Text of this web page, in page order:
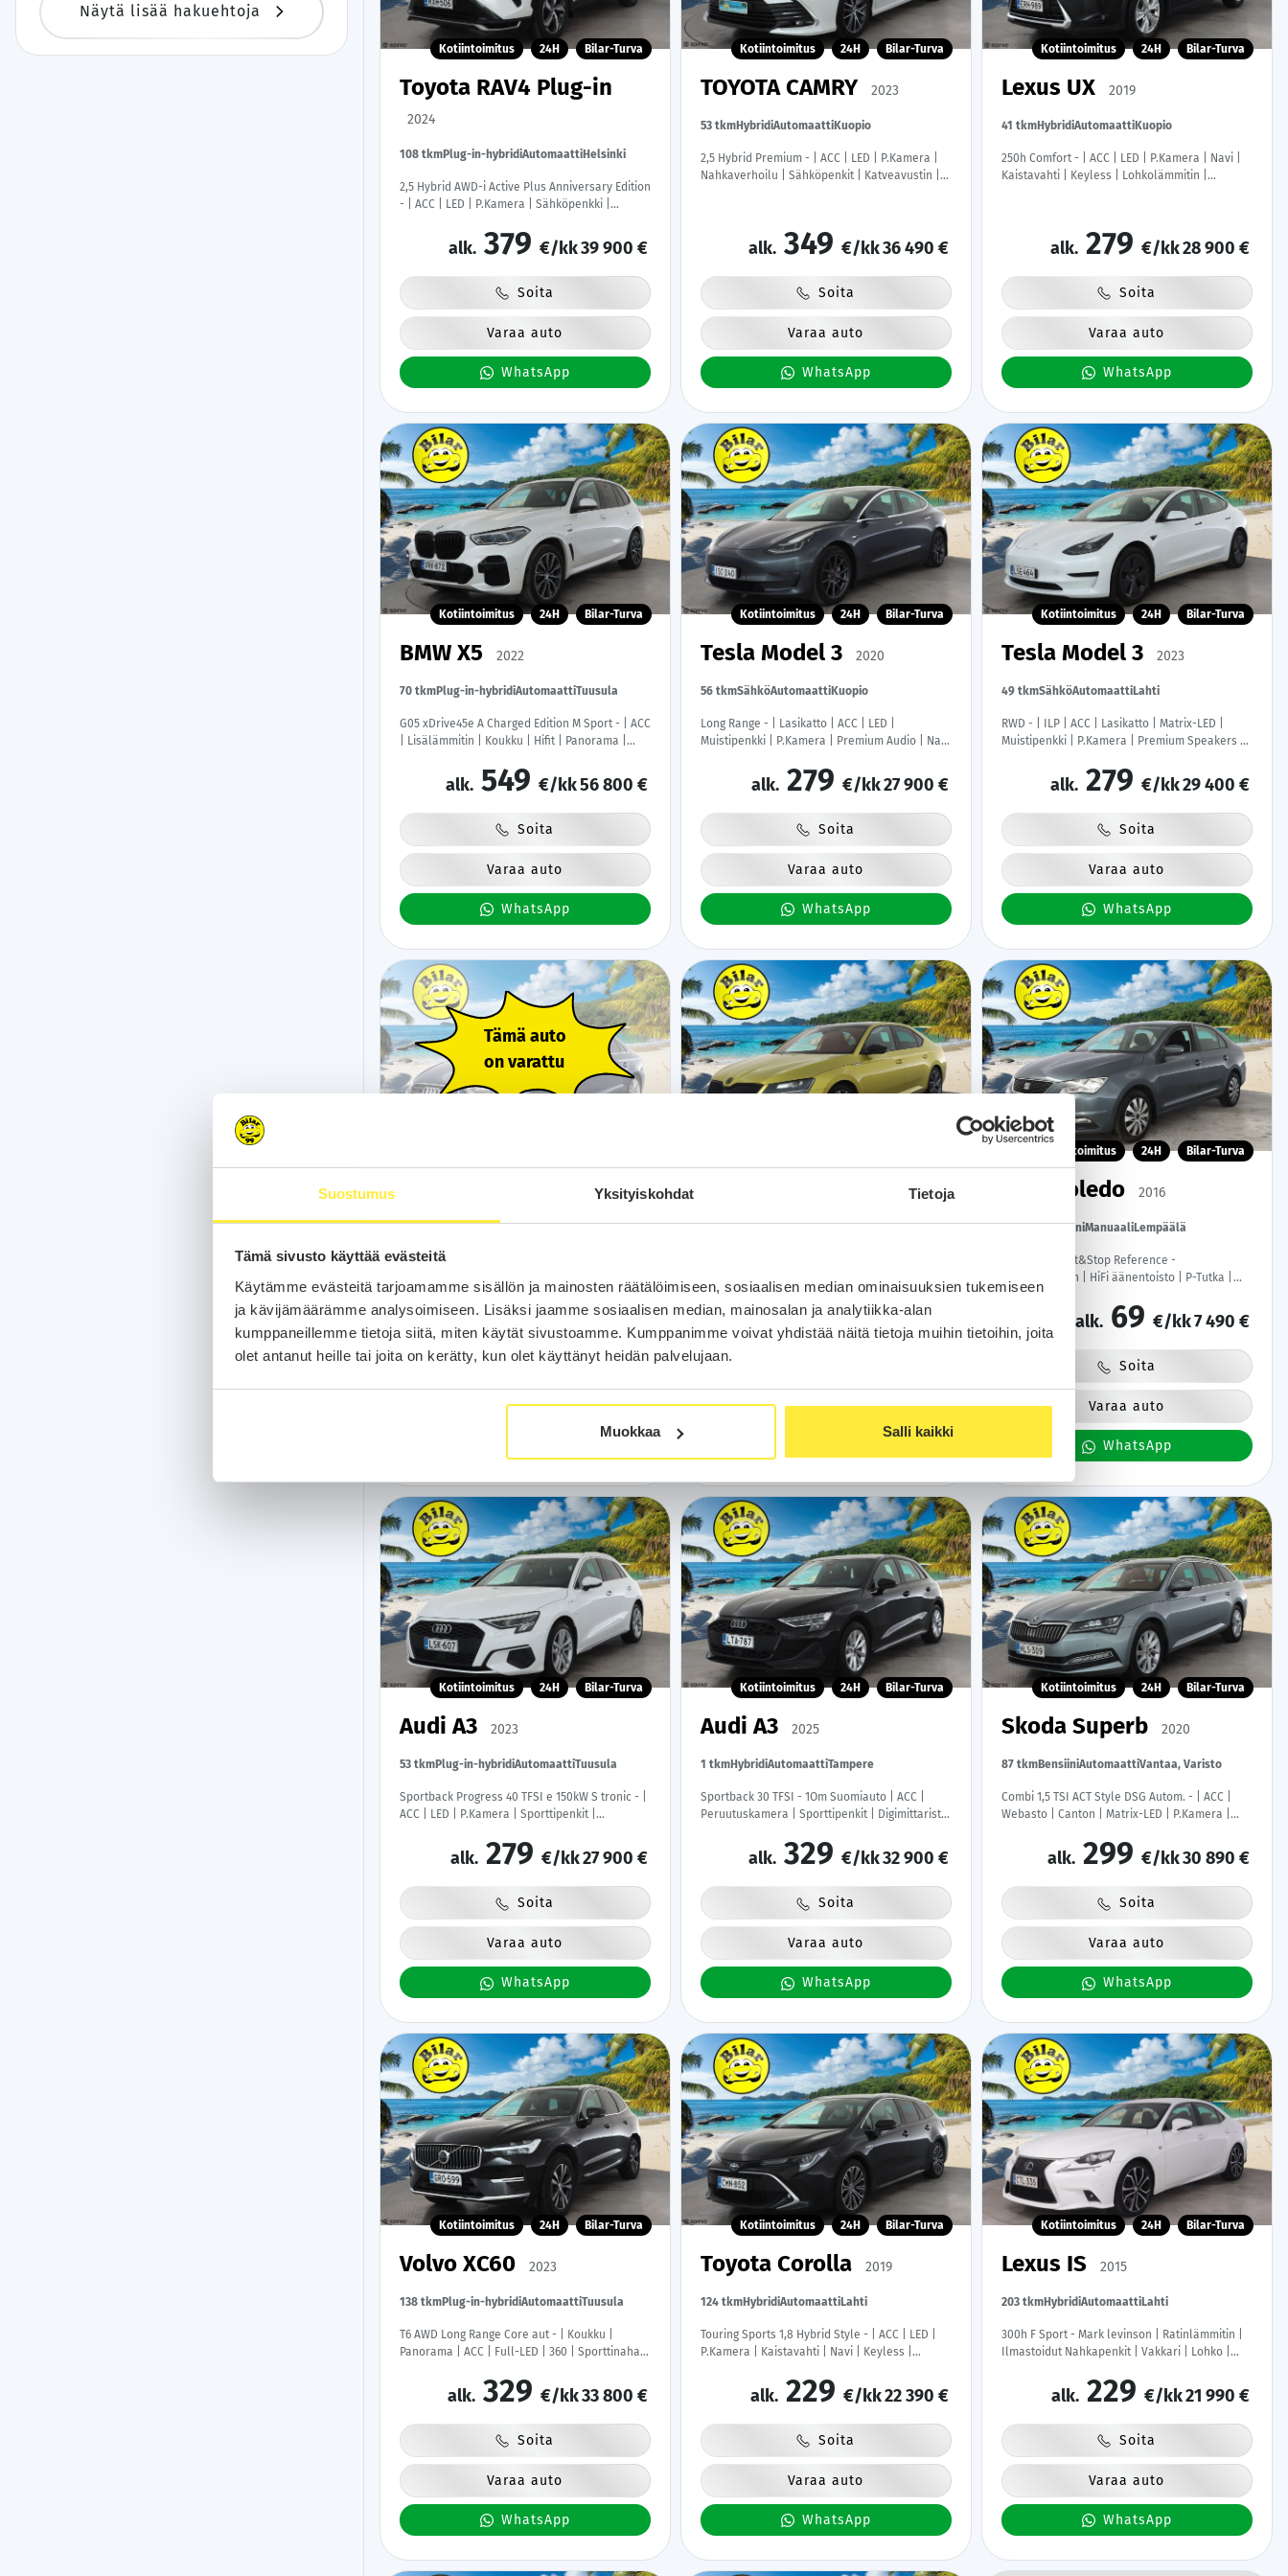
Suostumus Yksityiskohdat Tietoja
Tämä sivusto käyttää evästeitä
Käytämme evästeitä tarjoamamme sisällön ja mainosten räätälöimiseen, sosiaalisen median ominaisuuksien tukemiseen
ja kävijämäärämme analysoimiseen. Lisäksi jaamme sosiaalisen median, mainosalan ja analytiikka-alan
kumppaneillemme tietoja siitä, miten käytät sivustoamme. Kumppanimme voivat yhdistää näitä tietoja muihin tietoihin, joita
olet antanut heille tai joita on kerätty, kun olet käyttänyt heidän palvelujaan.
Muokkaa Salli kaikki
Näytä lisää hakuehtoja
Kotiintoimitus 24H Bilar-Turva
Toyota RAV4 Plug-in
2024
108 tkmPlug-in-hybridiAutomaattiHelsinki
2,5 Hybrid AWD-i Active Plus Anniversary Edition
- | ACC | LED | P.Kamera | Sähköpenkki |
Sisätilanlämmitin | Apple&Android |
Ratinlämmitys | 1-om Suomi-auto | 2x
alk. 379 €/kk39 900 €
Soita
Varaa auto
WhatsApp
Kotiintoimitus 24H Bilar-Turva
TOYOTA CAMRY 2023
53 tkmHybridiAutomaattiKuopio
2,5 Hybrid Premium - | ACC | LED | P.Kamera |
Nahkaverhoilu | Sähköpenkit | Katveavustin |
alk. 349 €/kk36 490 €
Soita
Varaa auto
WhatsApp
Kotiintoimitus 24H Bilar-Turva
Lexus UX 2019
41 tkmHybridiAutomaattiKuopio
250h Comfort - | ACC | LED | P.Kamera | Navi |
Kaistavahti | Keyless | Lohkolämmitin |
alk. 279 €/kk28 900 €
Soita
Varaa auto
WhatsApp
Kotiintoimitus 24H Bilar-Turva
BMW X5 2022
70 tkmPlug-in-hybridiAutomaattiTuusula
G05 xDrive45e A Charged Edition M Sport - | ACC
| Lisälämmitin | Koukku | Hifit | Panorama |
Kamera | Comfort access | Ilma-alusta | Apple
& Android | Suomi-auto | Kahdet Renkaat |
Merkkihuollettu |
alk. 549 €/kk56 800 €
Soita
Varaa auto
WhatsApp
Kotiintoimitus 24H Bilar-Turva
Tesla Model 3 2020
56 tkmSähköAutomaattiKuopio
Long Range - | Lasikatto | ACC | LED |
Muistipenkki | P.Kamera | Premium Audio | Navi
Kahdet renkaat |
alk. 279 €/kk27 900 €
Soita
Varaa auto
WhatsApp
Kotiintoimitus 24H Bilar-Turva
Tesla Model 3 2023
49 tkmSähköAutomaattiLahti
RWD - | ILP | ACC | Lasikatto | Matrix-LED |
Muistipenkki | P.Kamera | Premium Speakers |
| Kahdet renkaat | 2x Latauskaapelit |
alk. 279 €/kk29 400 €
Soita
Varaa auto
WhatsApp
Tämä auto
on varattu
196 tkmBensiiniAutomaattiTuusula
Sedan Business Sport 1,4 TFSI COD 110 kW ultra
Upea väri | Kahdet renkaat vanteineen |
Suomi-auto
129€/kk11 900 €
145 tkmBensiiniAutomaattiLahti
ACC | Xenon | P.Kamera | Muistipenkki |
Katveavustin | Navi | Kaistavahti | Keyless |
Suomi-auto |
alk.279 €/kk 29 900 €
Varaa auto
Kotiintoimitus 24H Bilar-Turva
Seat Toledo 2016
159 tkmBensiiniManuaaliLempäälä
1,2 TSI 90 Start&Stop Reference -
Lohkolämmitin | HiFi äänentoisto | P-Tutka |
Vakionopeudensäädin | Suomi-auto | Viimeisin
huolto 159tkm | Jakohihna vaihdettu | Kahdet
renkaat
alk. 69 €/kk7 490 €
Soita
Varaa auto
WhatsApp
Kotiintoimitus 24H Bilar-Turva
Audi A3 2023
53 tkmPlug-in-hybridiAutomaattiTuusula
Sportback Progress 40 TFSI e 150kW S tronic - |
ACC | LED | P.Kamera | Sporttipenkit |
alk. 279 €/kk27 900 €
Soita
Varaa auto
WhatsApp
Kotiintoimitus 24H Bilar-Turva
Audi A3 2025
1 tkmHybridiAutomaattiTampere
Sportback 30 TFSI - 1Om Suomiauto | ACC |
Peruutuskamera | Sporttipenkit | Digimittaristo
alk. 329 €/kk32 900 €
Soita
Varaa auto
WhatsApp
Kotiintoimitus 24H Bilar-Turva
Skoda Superb 2020
87 tkmBensiiniAutomaattiVantaa, Varisto
Combi 1,5 TSI ACT Style DSG Autom. - | ACC |
Webasto | Canton | Matrix-LED | P.Kamera |
Suomi-auto | Kahdet Renkaat | Merkkihuollettu
alk. 299 €/kk30 890 €
Soita
Varaa auto
WhatsApp
Kotiintoimitus 24H Bilar-Turva
Volvo XC60 2023
138 tkmPlug-in-hybridiAutomaattiTuusula
T6 AWD Long Range Core aut - | Koukku |
Panorama | ACC | Full-LED | 360 | Sporttinahat
Keyless | 2x Latauskaapelit | Kahdet renkaat |
Merkkihuollot |
alk. 329 €/kk33 800 €
Soita
Varaa auto
WhatsApp
Kotiintoimitus 24H Bilar-Turva
Toyota Corolla 2019
124 tkmHybridiAutomaattiLahti
Touring Sports 1,8 Hybrid Style - | ACC | LED |
P.Kamera | Kaistavahti | Navi | Keyless |
Merkkihuollot | Suomi-auto |
alk. 229 €/kk22 390 €
Soita
Varaa auto
WhatsApp
Kotiintoimitus 24H Bilar-Turva
Lexus IS 2015
203 tkmHybridiAutomaattiLahti
300h F Sport - Mark levinson | Ratinlämmitin |
Ilmastoidut Nahkapenkit | Vakkari | Lohko |
alk. 229 €/kk21 990 €
Soita
Varaa auto
WhatsApp